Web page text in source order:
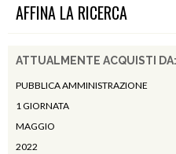
AFFINA LA RICERCA
ATTUALMENTE ACQUISTI DA:
PUBBLICA AMMINISTRAZIONE
1 GIORNATA
MAGGIO
2022